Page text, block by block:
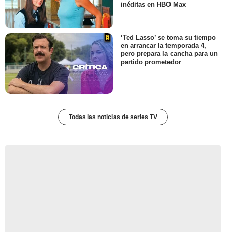
inéditas en HBO Max
‘Ted Lasso’ se toma su tiempo
en arrancar la temporada 4,
pero prepara la cancha para un
partido prometedor
Todas las noticias de series TV